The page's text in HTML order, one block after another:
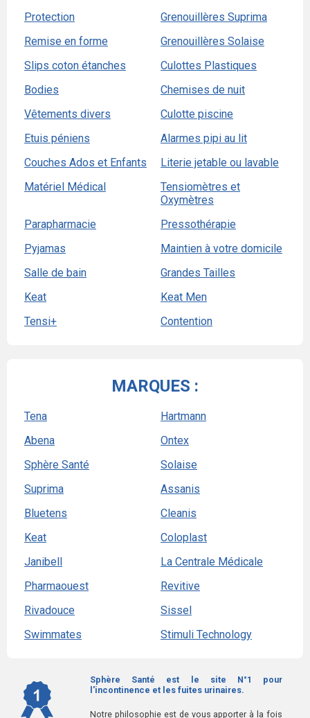
Protection
Grenouillères Suprima
Remise en forme
Grenouillères Solaise
Slips coton étanches
Culottes Plastiques
Bodies
Chemises de nuit
Vêtements divers
Culotte piscine
Etuis péniens
Alarmes pipi au lit
Couches Ados et Enfants
Literie jetable ou lavable
Matériel Médical
Tensiomètres et
Oxymètres
Parapharmacie
Pressothérapie
Pyjamas
Maintien à votre domicile
Salle de bain
Grandes Tailles
Keat
Keat Men
Tensi+
Contention
MARQUES :
Tena
Hartmann
Abena
Ontex
Sphère Santé
Solaise
Suprima
Assanis
Bluetens
Cleanis
Keat
Coloplast
Janibell
La Centrale Médicale
Pharmaouest
Revitive
Rivadouce
Sissel
Swimmates
Stimuli Technology
Sphère Santé est le site N°1 pour
l'incontinence et les fuites urinaires.
Notre philosophie est de vous apporter à la fois